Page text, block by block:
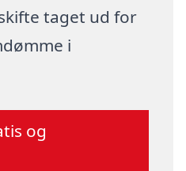
taget ud for
i
og